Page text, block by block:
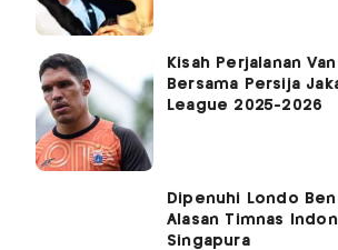
Kisah Perjalanan
Bersama Persija
League 2025-2026
Dipenuhi Londo
Alasan Timnas
Singapura